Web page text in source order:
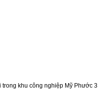
khu công nghiệp Mỹ Phước